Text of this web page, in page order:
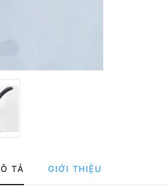
TẢ GIỚI THIỆU